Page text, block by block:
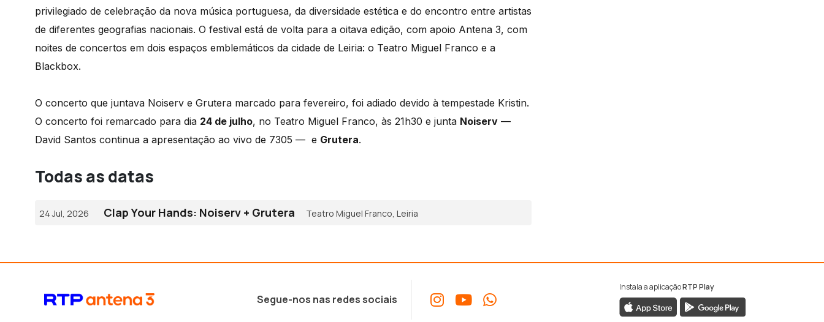
privilegiado de celebração da nova música portuguesa, da diversidade estética e do encontro entre artistas
de diferentes geografias nacionais. O festival está de volta para a oitava edição, com apoio Antena 3, com
noites de concertos em dois espaços emblemáticos da cidade de Leiria: o Teatro Miguel Franco e a
Blackbox.
O concerto que juntava Noiserv e Grutera marcado para fevereiro, foi adiado devido à tempestade Kristin.
O concerto foi remarcado para dia 24 de julho, no Teatro Miguel Franco, às 21h30 e junta Noiserv —
David Santos continua a apresentação ao vivo de 7305 — e Grutera.
Todas as datas
24 Jul, 2026 Clap Your Hands: Noiserv + Grutera Teatro Miguel Franco, Leiria
Segue-nos nas redes sociais
Instala a aplicaçãoRTP Play